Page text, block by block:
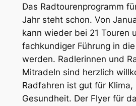
Das Radtourenprogramm
Jahr steht schon. Von
kann wieder bei 21 Touren
fachkundiger Führung in
werden. Radlerinnen und
Mitradeln sind herzlich
Radfahren ist gut für Klima,
Gesundheit. Der Flyer für